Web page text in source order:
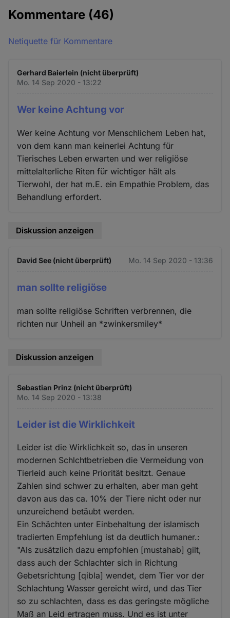
Kommentare (46)
Netiquette für Kommentare
Gerhard Baierlein (nicht überprüft)
Mo. 14 Sep 2020 - 13:22
Wer keine Achtung vor
Wer keine Achtung vor Menschlichem Leben hat,
von dem kann man keinerlei Achtung für
Tierisches Leben erwarten und wer religiöse
mittelalterliche Riten für wichtiger hält als
Tierwohl, der hat m.E. ein Empathie Problem, das
Behandlung erfordert.
Diskussion anzeigen
David See (nicht überprüft) Mo. 14 Sep 2020 - 13:36
man sollte religiöse
man sollte religiöse Schriften verbrennen, die
richten nur Unheil an *zwinkersmiley*
Diskussion anzeigen
Sebastian Prinz (nicht überprüft)
Mo. 14 Sep 2020 - 13:38
Leider ist die Wirklichkeit
Leider ist die Wirklichkeit so, das in unseren
modernen Schlchtbetrieben die Vermeidung von
Tierleid auch keine Priorität besitzt. Genaue
Zahlen sind schwer zu erhalten, aber man geht
davon aus das ca. 10% der Tiere nicht oder nur
unzureichend betäubt werden.
Ein Schächten unter Einbehaltung der islamisch
tradierten Empfehlung ist da deutlich humaner.:
"Als zusätzlich dazu empfohlen [mustahab] gilt,
dass auch der Schlachter sich in Richtung
Gebetsrichtung [qibla] wendet, dem Tier vor der
Schlachtung Wasser gereicht wird, und das Tier
so zu schlachten, dass es das geringste mögliche
Maß an Leid ertragen muss. Und es ist unter